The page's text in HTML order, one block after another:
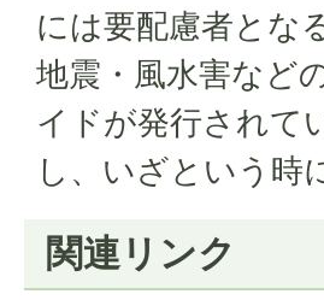
には要配慮者とな
地震・風水害など
イドが発行されて
し、いざという時
関連リンク